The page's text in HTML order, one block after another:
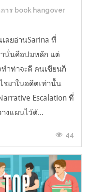
าร book hangover
ลยอ่านSarina ที่
านั่นคือปมหลัก แต่
ำท่าจะดี คนเขียนก็
รมาในอดีตเท่านั้น
Escalation ที่
งแผนไว้ตั...
44